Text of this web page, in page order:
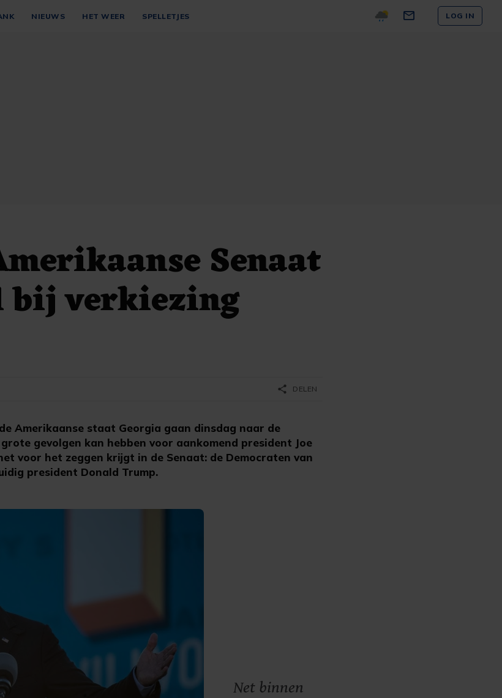
NIEUWS HET WEER SPELLETJES LOG IN
Senaat
bij verkiezing
Amerikaanse staat Georgia gaan dinsdag naar de
gevolgen kan hebben voor aankomend president Joe
voor het zeggen krijgt in de Senaat: de Democraten van
president Donald Trump.
share DELEN
Net binnen